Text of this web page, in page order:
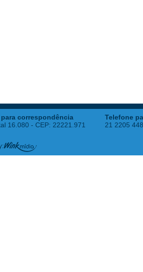
correspondência
16.080 - CEP: 22221.971
Telefone
21 2205